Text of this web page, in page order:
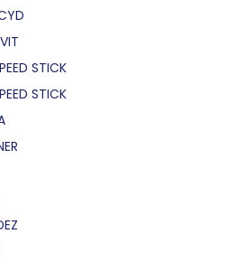
STICK
STICK